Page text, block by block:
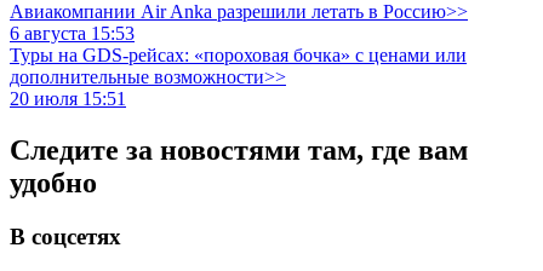
Авиакомпании Air Anka разрешили летать в Россию>>
6 августа 15:53
Туры на GDS-рейсах: «пороховая бочка» с ценами или
дополнительные возможности>>
20 июля 15:51
Следите за новостями там, где вам
удобно
В соцсетях